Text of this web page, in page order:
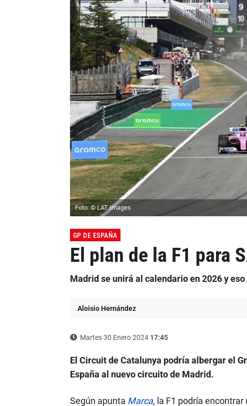
Foto: © LAT Images
GP DE ESPAÑA
El plan de la F1 para
Madrid se unirá al calendario en 2026 y
Aloisio Hernández
Martes 30 Enero 2024 17:45
El Circuit de Catalunya podría albergar el
España al nuevo circuito de Madrid.
Según apunta Marca, la F1 podría